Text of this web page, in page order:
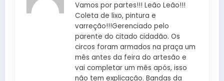
Vamos por partes!!! Leão Leão!!!
Coleta de lixo, pintura e
varreção!!!Gerenciado pelo
parente do citado cidadão. Os
circos foram armados na praça um
mês antes da feira do artesão e
vai completar um mês após, isso
não tem explicação. Bandas da